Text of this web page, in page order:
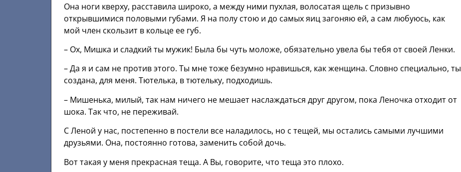
Она ноги кверху, расставила широко, а между ними пухлая, волосатая щель с призывно
открывшимися половыми губами. Я на полу стою и до самых яиц загоняю ей, а сам любуюсь, как
мой член скользит в кольце ее губ.
– Ох, Мишка и сладкий ты мужик! Была бы чуть моложе, обязательно увела бы тебя от своей Ленки.
– Да я и сам не против этого. Ты мне тоже безумно нравишься, как женщина. Словно специально, ты
создана, для меня. Тютелька, в тютельку, подходишь.
– Мишенька, милый, так нам ничего не мешает наслаждаться друг другом, пока Леночка отходит от
шока. Так что, не переживай.
С Леной у нас, постепенно в постели все наладилось, но с тещей, мы остались самыми лучшими
друзьями. Она, постоянно готова, заменить собой дочь.
Вот такая у меня прекрасная теща. А Вы, говорите, что теща это плохо.